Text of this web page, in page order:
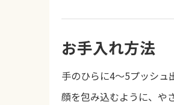
お手入れ方法
手のひらに4〜5プッシュ
顔を包み込むように、や